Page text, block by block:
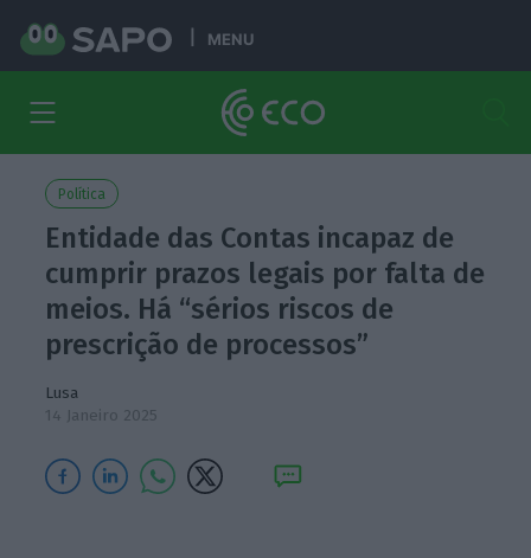
MENU
Política
Entidade das Contas incapaz de
cumprir prazos legais por falta de
meios. Há “sérios riscos de
prescrição de processos”
Lusa
14 Janeiro 2025